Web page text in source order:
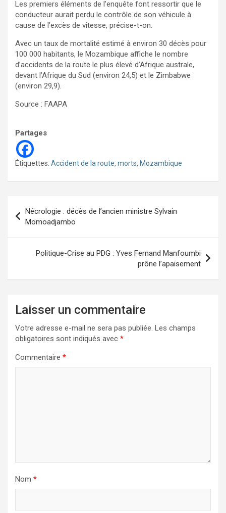
Les premiers éléments de l’enquête font ressortir que le
conducteur aurait perdu le contrôle de son véhicule à
cause de l’excès de vitesse, précise-t-on.
Avec un taux de mortalité estimé à environ 30 décès pour
100 000 habitants, le Mozambique affiche le nombre
d’accidents de la route le plus élevé d’Afrique australe,
devant l’Afrique du Sud (environ 24,5) et le Zimbabwe
(environ 29,9).
Source : FAAPA
Partages
Étiquettes: Accident de la route, morts, Mozambique
de
l’article
Nécrologie : décès de l’ancien ministre Sylvain
Momoadjambo
Politique-Crise au PDG : Yves Fernand Manfoumbi
prône l’apaisement
Laisser un commentaire
Votre adresse e-mail ne sera pas publiée. Les champs
obligatoires sont indiqués avec *
Commentaire *
Nom *